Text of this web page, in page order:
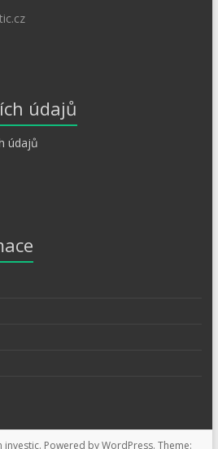
údajů
údajů
investic. Powered byWordPress. Theme: